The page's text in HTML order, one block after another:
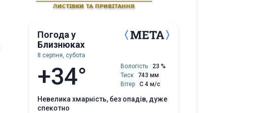
Погода у
Близнюках
8 серпня, субота
+34° Вологість
23 %
Тиск
743 мм
Вітер
С 4 м/с
невелика хмарність, без опадів, дуже
спекотно